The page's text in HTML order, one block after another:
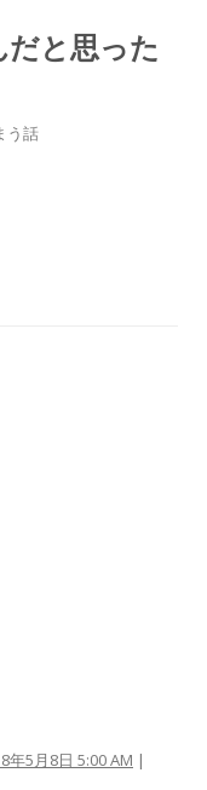
だと思った
う話
年5月8日 5:00 AM |